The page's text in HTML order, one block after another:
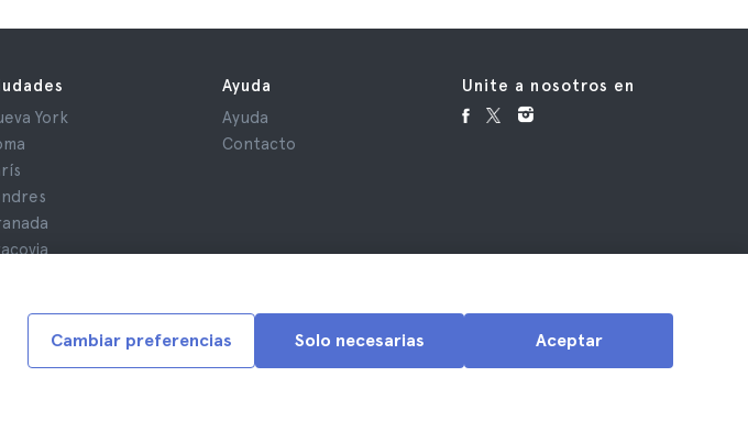
Aceptar
Solo necesarias
Cambiar preferencias
York
Ayuda
Ayuda
Contacto
Unite a nosotros en